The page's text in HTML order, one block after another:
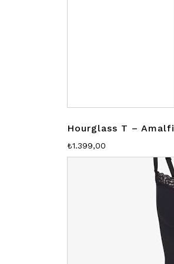
Hourglass T – Amalfi
₺1.399,00